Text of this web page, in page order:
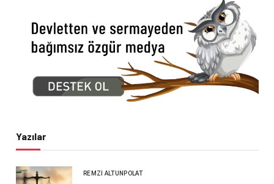
Yazılar
REMZI ALTUNPOLAT